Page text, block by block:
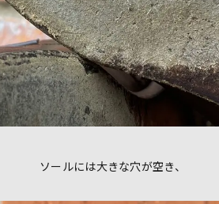
ソールには大きな穴が空き、